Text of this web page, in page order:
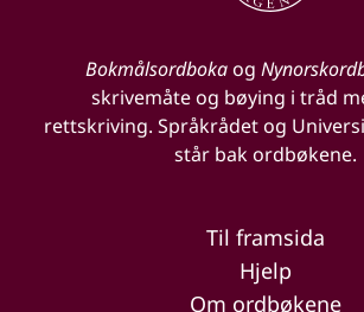
Bokmålsordbokaog
skrivemåte og bøying i tråd
rettskriving. Språkrådet og
står bak ordbøkene.
Til framsida
Hjelp
Om ordbøkene